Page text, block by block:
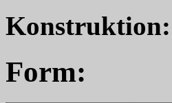
Konstruktion:
Form: